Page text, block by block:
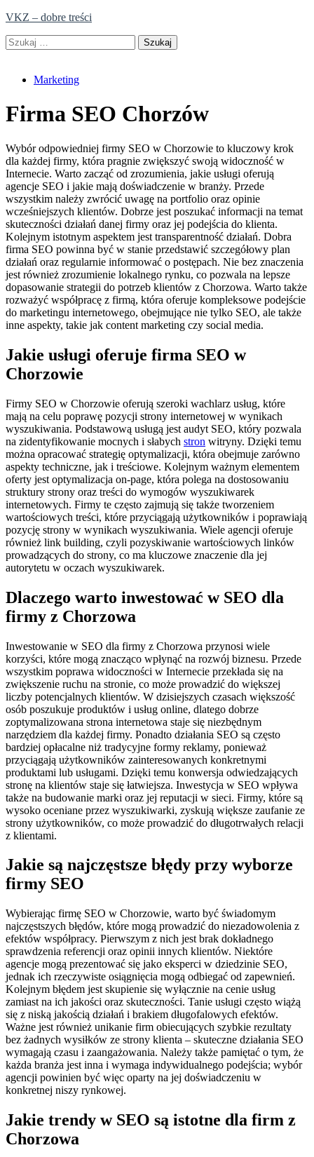
Skip
content
VKZ – dobre treści
Szukaj:
Marketing
Firma SEO Chorzów
Wybór odpowiedniej firmy SEO w Chorzowie to kluczowy krok
dla każdej firmy, która pragnie zwiększyć swoją widoczność w
Internecie. Warto zacząć od zrozumienia, jakie usługi oferują
agencje SEO i jakie mają doświadczenie w branży. Przede
wszystkim należy zwrócić uwagę na portfolio oraz opinie
wcześniejszych klientów. Dobrze jest poszukać informacji na temat
skuteczności działań danej firmy oraz jej podejścia do klienta.
Kolejnym istotnym aspektem jest transparentność działań. Dobra
firma SEO powinna być w stanie przedstawić szczegółowy plan
działań oraz regularnie informować o postępach. Nie bez znaczenia
jest również zrozumienie lokalnego rynku, co pozwala na lepsze
dopasowanie strategii do potrzeb klientów z Chorzowa. Warto także
rozważyć współpracę z firmą, która oferuje kompleksowe podejście
do marketingu internetowego, obejmujące nie tylko SEO, ale także
inne aspekty, takie jak content marketing czy social media.
Jakie usługi oferuje firma SEO w
Chorzowie
Firmy SEO w Chorzowie oferują szeroki wachlarz usług, które
mają na celu poprawę pozycji strony internetowej w wynikach
wyszukiwania. Podstawową usługą jest audyt SEO, który pozwala
na zidentyfikowanie mocnych i słabych stron witryny. Dzięki temu
można opracować strategię optymalizacji, która obejmuje zarówno
aspekty techniczne, jak i treściowe. Kolejnym ważnym elementem
oferty jest optymalizacja on-page, która polega na dostosowaniu
struktury strony oraz treści do wymogów wyszukiwarek
internetowych. Firmy te często zajmują się także tworzeniem
wartościowych treści, które przyciągają użytkowników i poprawiają
pozycję strony w wynikach wyszukiwania. Wiele agencji oferuje
również link building, czyli pozyskiwanie wartościowych linków
prowadzących do strony, co ma kluczowe znaczenie dla jej
autorytetu w oczach wyszukiwarek.
Dlaczego warto inwestować w SEO dla
firmy z Chorzowa
Inwestowanie w SEO dla firmy z Chorzowa przynosi wiele
korzyści, które mogą znacząco wpłynąć na rozwój biznesu. Przede
wszystkim poprawa widoczności w Internecie przekłada się na
zwiększenie ruchu na stronie, co może prowadzić do większej
liczby potencjalnych klientów. W dzisiejszych czasach większość
osób poszukuje produktów i usług online, dlatego dobrze
zoptymalizowana strona internetowa staje się niezbędnym
narzędziem dla każdej firmy. Ponadto działania SEO są często
bardziej opłacalne niż tradycyjne formy reklamy, ponieważ
przyciągają użytkowników zainteresowanych konkretnymi
produktami lub usługami. Dzięki temu konwersja odwiedzających
stronę na klientów staje się łatwiejsza. Inwestycja w SEO wpływa
także na budowanie marki oraz jej reputacji w sieci. Firmy, które są
wysoko oceniane przez wyszukiwarki, zyskują większe zaufanie ze
strony użytkowników, co może prowadzić do długotrwałych relacji
z klientami.
Jakie są najczęstsze błędy przy wyborze
firmy SEO
Wybierając firmę SEO w Chorzowie, warto być świadomym
najczęstszych błędów, które mogą prowadzić do niezadowolenia z
efektów współpracy. Pierwszym z nich jest brak dokładnego
sprawdzenia referencji oraz opinii innych klientów. Niektóre
agencje mogą prezentować się jako eksperci w dziedzinie SEO,
jednak ich rzeczywiste osiągnięcia mogą odbiegać od zapewnień.
Kolejnym błędem jest skupienie się wyłącznie na cenie usług
zamiast na ich jakości oraz skuteczności. Tanie usługi często wiążą
się z niską jakością działań i brakiem długofalowych efektów.
Ważne jest również unikanie firm obiecujących szybkie rezultaty
bez żadnych wysiłków ze strony klienta – skuteczne działania SEO
wymagają czasu i zaangażowania. Należy także pamiętać o tym, że
każda branża jest inna i wymaga indywidualnego podejścia; wybór
agencji powinien być więc oparty na jej doświadczeniu w
konkretnej niszy rynkowej.
Jakie trendy w SEO są istotne dla firm z
Chorzowa